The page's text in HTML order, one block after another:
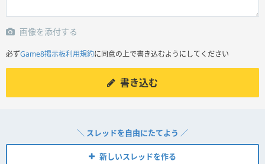
画像を添付する
必ずGame8掲示板利用規約に同意の上で書き込むようにしてください
書き込む
＼ スレッドを自由にたてよう ／
新しいスレッドを作る